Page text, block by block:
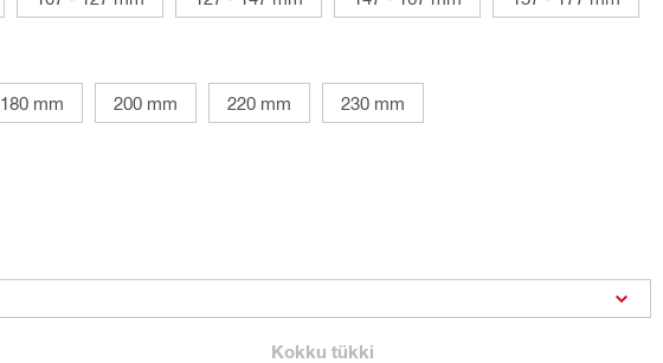
180 mm 200 mm 220 mm 230 mm
Kokku tükki